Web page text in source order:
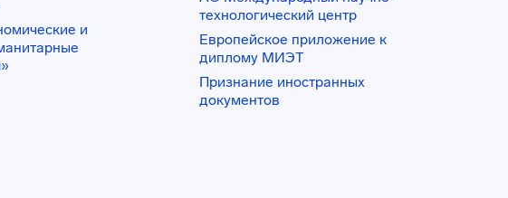
и
технологический центр
Европейское приложение к
диплому МИЭТ
Признание иностранных
документов